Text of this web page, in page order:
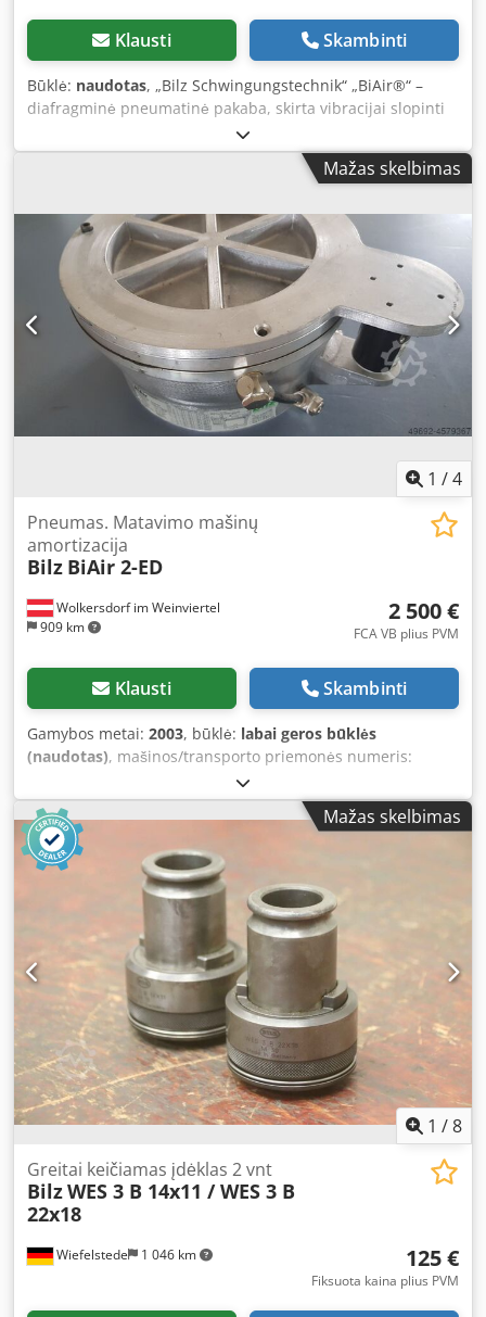
Klausti Skambinti
Būklė: naudotas, „Bilz Schwingungstechnik“ „BiAir®“ –
diafragminė pneumatinė pakaba, skirta vibracijai slopinti
ir automatinei stabilizacijai palaikyti, naudota įranga.
Gamintojas: „Bilz Schwingungstechnik GmbH“ (pagaminta
Vokietijoje) Modelis: „BiAir® 3-ED“ Sistema: aliuminio
stabilizavimo sistema, komplektuojama su pneumatiniu
valdymo bloku ir jungiamomis oro žarnomis. Darbinis
slėgis: maks. 6 barai Codpfezmyqaex Apherf Pagrindinės
savybės: Slopinimo koeficientas – iki 15 % Puikus vertikalus
ir horizontalus vibracijos slopinimas Neskleidžiama
konstrukcijos sukeliamas triukšmas Automatinė
pneumatinė stabilizavimo sistema, užtikrinanti optimalų
įrenginio stabilumą Maksimali bendra apkrova: 4 × 4 900
kg = 19,6 tonos Gebėjimas atlaikyti ir automatiškai
stabilizuoti iki 19,6 tonos sveriančius krovinius, veiksmingai
Mažas skelbimas
1 /4
Wolkersdorf im Weinviertel
909 km
Pneumas. Matavimo mašinų
amortizacija
Bilz BiAir 2-ED
2 500 €
FCA VB plius PVM
Klausti Skambinti
Gamybos metai: 2003, būklė: labai geros būklės
(naudotas), mašinos/transporto priemonės numeris:
, As-new Bilz air damping unit for coordinate
measuring machines, including: - 3 pieces BiAir 2-ED with
a load capacity of 1,800 kg per membrane - electronic level
control Crsdpfxjfn Ebij Aphef Only used for a very short
period
Mažas skelbimas
1 /8
Wiefelstede 1 046 km
Greitai keičiamas įdėklas 2 vnt
BilzWES 3 B 14x11 / WES 3 B
22x18
125 €
Fiksuota kaina plius PVM